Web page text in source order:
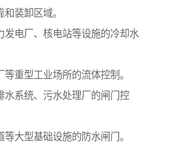
装卸区域。
发电厂、核电站等设施的冷却水
重型工业场所的流体控制。
水系统、污水处理厂的闸门控
大型基础设施的防水闸门。